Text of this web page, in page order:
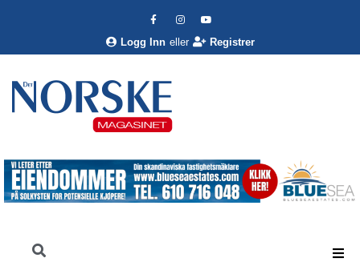
Logg Inn eller Registrer